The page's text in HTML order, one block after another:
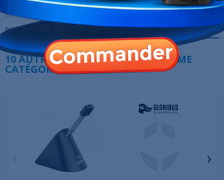
12 Mois
Références spécifiques
10 AUTRES PRODUITS DANS LA MÊME
CATÉGORIE :
›